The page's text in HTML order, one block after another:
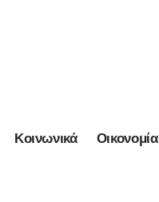
Κοινωνικά Οικονομία